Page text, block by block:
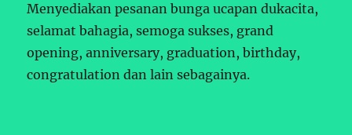
Menyediakan pesanan bunga ucapan dukacita,
selamat bahagia, semoga sukses, grand
opening, anniversary, graduation, birthday,
congratulation dan lain sebagainya.